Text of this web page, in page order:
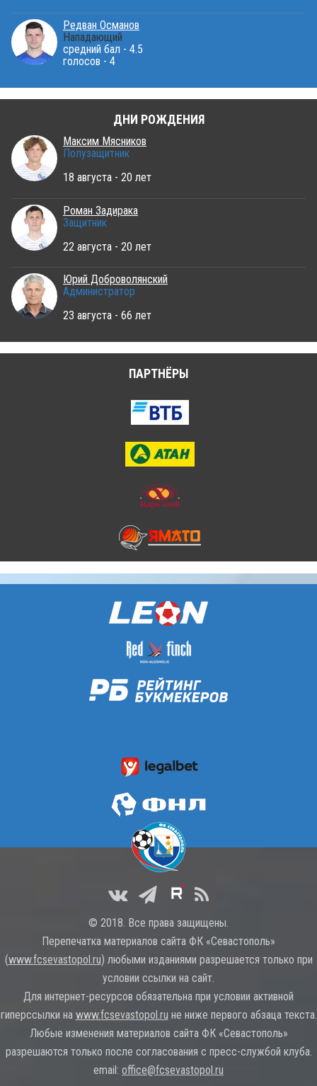
Редван Османов
Нападающий
средний бал - 4.5
голосов - 4
ДНИ РОЖДЕНИЯ
Максим Мясников
Полузащитник
18 августа - 20 лет
Роман Задирака
Защитник
22 августа - 20 лет
Юрий Доброволянский
Администратор
23 августа - 66 лет
ПАРТНЁРЫ
© 2018. Все права защищены.
Перепечатка материалов сайта ФК «Севастополь»
(www.fcsevastopol.ru) любыми изданиями разрешается только при
условии ссылки на сайт.
Для интернет-ресурсов обязательна при условии активной
гиперссылки на www.fcsevastopol.ru не ниже первого абзаца текста.
Любые изменения материалов сайта ФК «Севастополь»
разрешаются только после согласования с пресс-службой клуба.
email: office@fcsevastopol.ru